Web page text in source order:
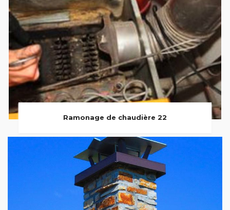
Ramonage de chaudière 22